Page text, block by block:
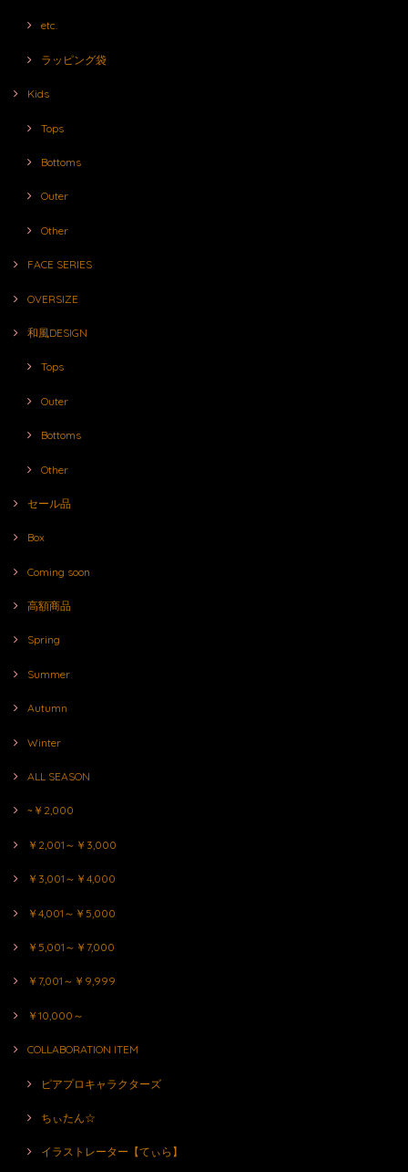
etc.
ラッピング袋
Kids
Tops
Bottoms
Outer
Other
FACE SERIES
OVERSIZE
和風DESIGN
Tops
Outer
Bottoms
Other
セール品
Box
Coming soon
高額商品
Spring
Summer
Autumn
Winter
ALL SEASON
~￥2,000
￥2,001～￥3,000
￥3,001～￥4,000
￥4,001～￥5,000
￥5,001～￥7,000
￥7,001～￥9,999
￥10,000～
COLLABORATION ITEM
ピアプロキャラクターズ
ちぃたん☆
イラストレーター【てぃら】